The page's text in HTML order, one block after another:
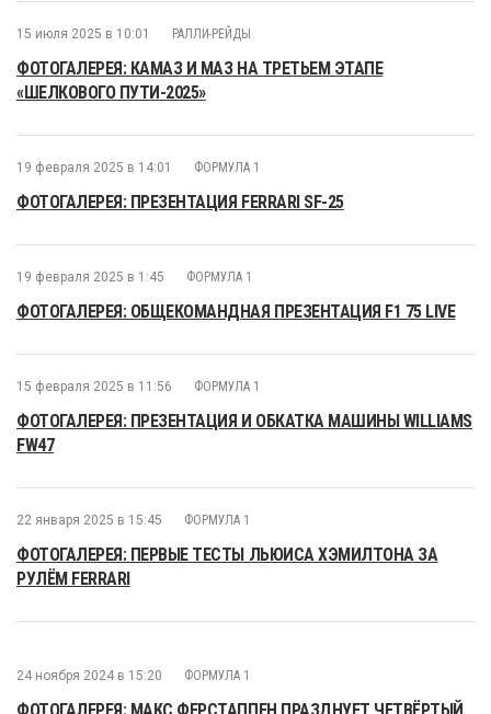
15 июля 2025 в 10:01 РАЛЛИ-РЕЙДЫ
ФОТОГАЛЕРЕЯ: КАМАЗ И МАЗ НА ТРЕТЬЕМ ЭТАПЕ
«ШЕЛКОВОГО ПУТИ-2025»
19 февраля 2025 в 14:01 ФОРМУЛА 1
ФОТОГАЛЕРЕЯ: ПРЕЗЕНТАЦИЯ FERRARI SF-25
19 февраля 2025 в 1:45 ФОРМУЛА 1
ФОТОГАЛЕРЕЯ: ОБЩЕКОМАНДНАЯ ПРЕЗЕНТАЦИЯ F1 75 LIVE
15 февраля 2025 в 11:56 ФОРМУЛА 1
ФОТОГАЛЕРЕЯ: ПРЕЗЕНТАЦИЯ И ОБКАТКА МАШИНЫ WILLIAMS
FW47
22 января 2025 в 15:45 ФОРМУЛА 1
ФОТОГАЛЕРЕЯ: ПЕРВЫЕ ТЕСТЫ ЛЬЮИСА ХЭМИЛТОНА ЗА
РУЛЁМ FERRARI
24 ноября 2024 в 15:20 ФОРМУЛА 1